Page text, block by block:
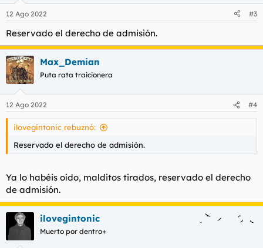
12 Ago 2022 #3
Reservado el derecho de admisión.
Max_Demian
Puta rata traicionera
12 Ago 2022 #4
ilovegintonic rebuznó:
Reservado el derecho de admisión.
Ya lo habéis oído, malditos tirados, reservado el derecho
de admisión.
ilovegintonic
Muerto por dentro+